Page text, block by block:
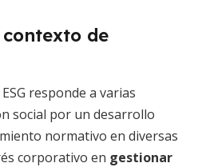
de
responde a varias
social por un desarrollo
normativo en diversas
corporativo en gestionar